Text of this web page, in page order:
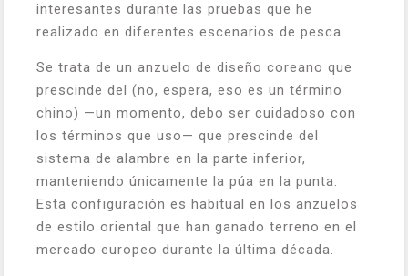
interesantes durante las pruebas que he
realizado en diferentes escenarios de pesca.
Se trata de un anzuelo de diseño coreano que
prescinde del (no, espera, eso es un término
chino) —un momento, debo ser cuidadoso con
los términos que uso— que prescinde del
sistema de alambre en la parte inferior,
manteniendo únicamente la púa en la punta.
Esta configuración es habitual en los anzuelos
de estilo oriental que han ganado terreno en el
mercado europeo durante la última década.